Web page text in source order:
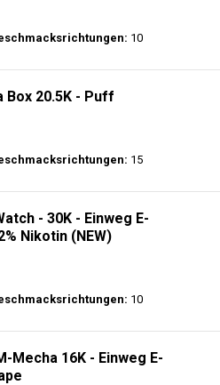
10
Box 20.5K - Puff
15
- 30K - Einweg E-
Nikotin (NEW)
10
Mecha 16K - Einweg E-